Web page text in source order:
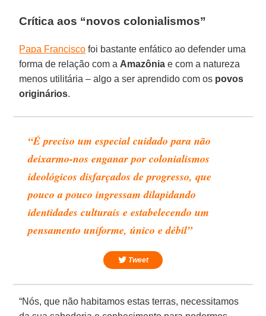
Crítica aos “novos colonialismos”
Papa Francisco foi bastante enfático ao defender uma
forma de relação com a Amazônia e com a natureza
menos utilitária – algo a ser aprendido com os povos
originários.
“É preciso um especial cuidado para não
deixarmo-nos enganar por colonialismos
ideológicos disfarçados de progresso, que
pouco a pouco ingressam dilapidando
identidades culturais e estabelecendo um
pensamento uniforme, único e débil”
Tweet
“Nós, que não habitamos estas terras, necessitamos